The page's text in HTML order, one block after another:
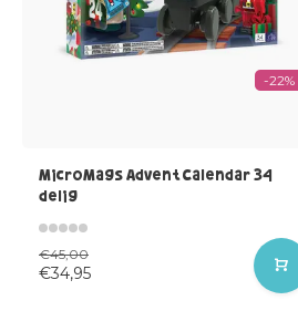
-22%
MicroMags Advent Calendar 34
delig
€45,00
€34,95